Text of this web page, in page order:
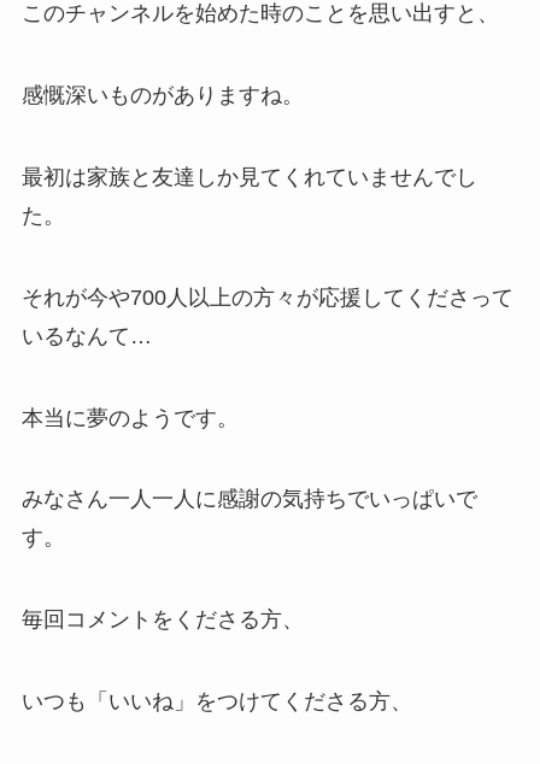
このチャンネルを始めた時のことを思い出すと、
感慨深いものがありますね。
最初は家族と友達しか見てくれていませんでし
た。
それが今や700人以上の方々が応援してくださって
いるなんて…
本当に夢のようです。
みなさん一人一人に感謝の気持ちでいっぱいで
す。
毎回コメントをくださる方、
いつも「いいね」をつけてくださる方、